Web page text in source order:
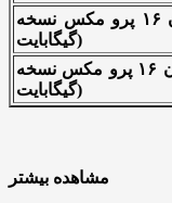
آیفون ۱۶ پرو مکس نسخه ZAA (۲۵۶
گیگابایت)
آیفون ۱۶ پرو مکس نسخه ZAA (۵۱۲
گیگابایت)
مشاهده بیشتر